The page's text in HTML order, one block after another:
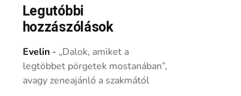
Legutóbbi
hozzászólások
Evelin- „Dalok, amiket a
legtöbbet pörgetek mostanában”,
avagy zeneajánló a szakmától